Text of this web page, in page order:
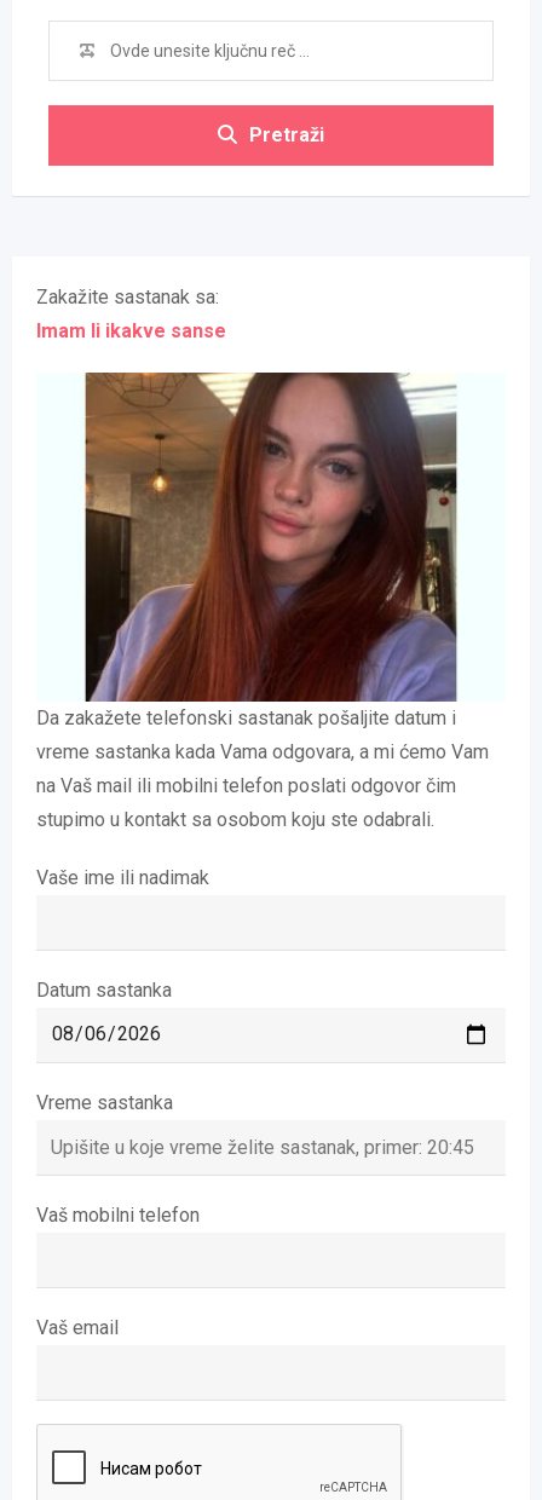
Pretraži
Zakažite sastanak sa:
Imam li ikakve sanse
Da zakažete telefonski sastanak pošaljite datum i
vreme sastanka kada Vama odgovara, a mi ćemo Vam
na Vaš mail ili mobilni telefon poslati odgovor čim
stupimo u kontakt sa osobom koju ste odabrali.
Vaše ime ili nadimak
Datum sastanka
Vreme sastanka
Vaš mobilni telefon
Vaš email